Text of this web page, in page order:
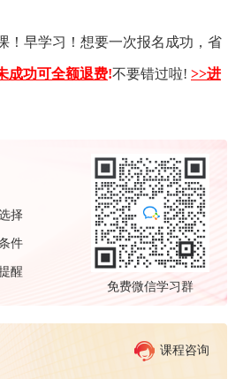
！早学习！想要一次报名成功，省
成功可全额退费!不要错过啦! >>进
择
件
醒
免费微信学习群
课程咨询